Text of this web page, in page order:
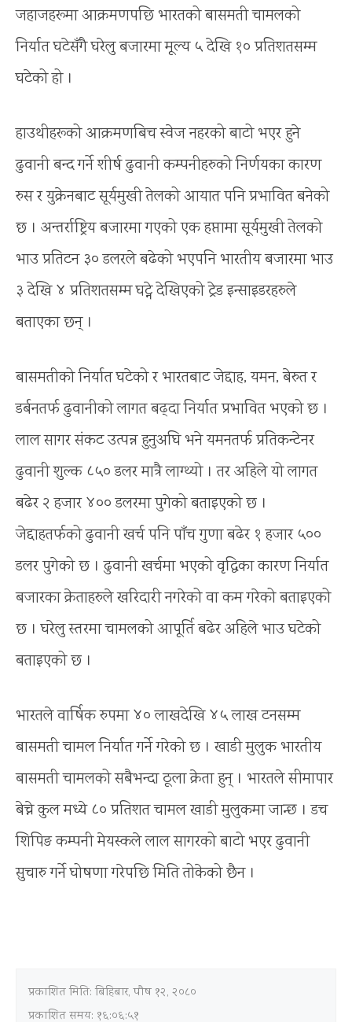
जहाजहरूमा आक्रमणपछि भारतको बासमती चामलको
निर्यात घटेसँगै घरेलु बजारमा मूल्य ५ देखि १० प्रतिशतसम्म
घटेको हो ।
हाउथीहरूको आक्रमणबिच स्वेज नहरको बाटो भएर हुने
ढुवानी बन्द गर्ने शीर्ष ढुवानी कम्पनीहरुको निर्णयका कारण
रुस र युक्रेनबाट सूर्यमुखी तेलको आयात पनि प्रभावित बनेको
छ । अन्तर्राष्ट्रिय बजारमा गएको एक हप्तामा सूर्यमुखी तेलको
भाउ प्रतिटन ३० डलरले बढेको भएपनि भारतीय बजारमा भाउ
३ देखि ४ प्रतिशतसम्म घट्ने देखिएको ट्रेड इन्साइडरहरुले
बताएका छन् ।
बासमतीको निर्यात घटेको र भारतबाट जेद्दाह, यमन, बेरुत र
डर्बनतर्फ ढुवानीको लागत बढ्दा निर्यात प्रभावित भएको छ ।
लाल सागर संकट उत्पन्न हुनुअघि भने यमनतर्फ प्रतिकन्टेनर
ढुवानी शुल्क ८५० डलर मात्रै लाग्थ्यो । तर अहिले यो लागत
बढेर २ हजार ४०० डलरमा पुगेको बताइएको छ ।
जेद्दाहतर्फको ढुवानी खर्च पनि पाँच गुणा बढेर १ हजार ५००
डलर पुगेको छ । ढुवानी खर्चमा भएको वृद्धिका कारण निर्यात
बजारका क्रेताहरुले खरिदारी नगरेको वा कम गरेको बताइएको
छ । घरेलु स्तरमा चामलको आपूर्ति बढेर अहिले भाउ घटेको
बताइएको छ ।
भारतले वार्षिक रुपमा ४० लाखदेखि ४५ लाख टनसम्म
बासमती चामल निर्यात गर्ने गरेको छ । खाडी मुलुक भारतीय
बासमती चामलको सबैभन्दा ठूला क्रेता हुन् । भारतले सीमापार
बेच्ने कुल मध्ये ८० प्रतिशत चामल खाडी मुलुकमा जान्छ । डच
शिपिङ कम्पनी मेयस्कले लाल सागरको बाटो भएर ढुवानी
सुचारु गर्ने घोषणा गरेपछि मिति तोकेको छैन ।
प्रकाशित मिति: बिहिबार, पौष १२, २०८०
प्रकाशित समय: १६:०६:५१